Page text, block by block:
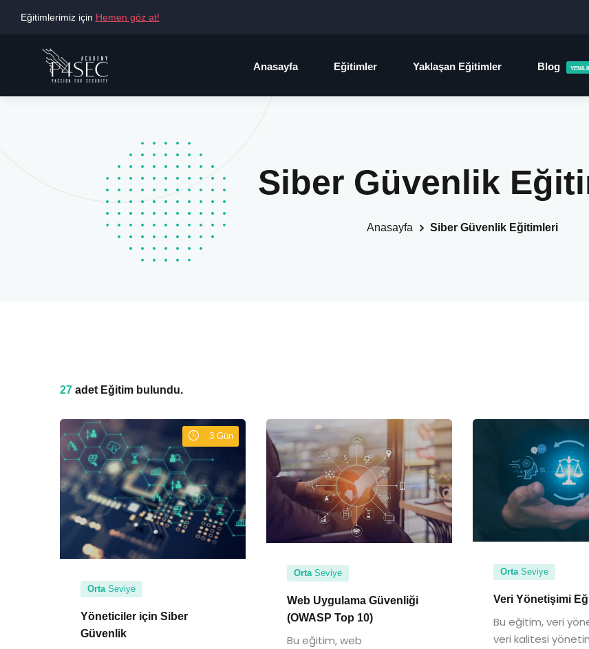
Eğitimlerimiz için Hemen göz at!
Anasayfa Eğitimler Yaklaşan Eğitimler Blog
Siber Güvenlik
Anasayfa Siber Güvenlik Eğitimleri
27 adet Eğitim bulundu.
3 Gün
Orta Seviye
Yöneticiler için Siber
Güvenlik
Orta Seviye
Web Uygulama Güvenliği
(OWASP Top 10)
Bu eğitim, web
OrtaSeviye
Veri Yönetişimi
Bu eğitim, veri
veri kalitesi